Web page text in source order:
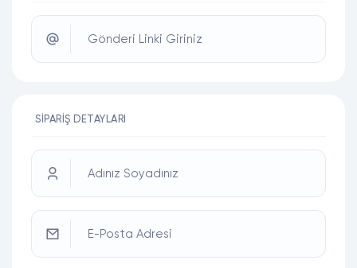
Gönderi Linki Giriniz
SIPARIŞ DETAYLARI
Adınız Soyadınız
E-Posta Adresi